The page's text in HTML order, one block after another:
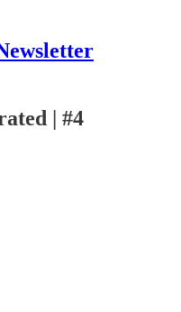
| #4